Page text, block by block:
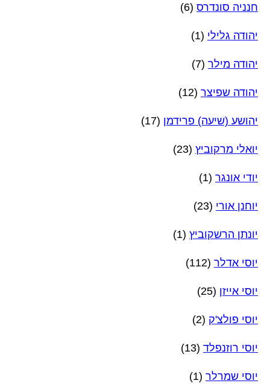
חנניה סונדרס (6)
יהודה גלילי (1)
יהודה מילר (7)
יהודה שפיצר (12)
יהושע (שיעה) פרידמן (17)
יואלי מרקוביץ (23)
יודי אונגר (1)
יוחנן אורי (23)
יונתן הרשקוביץ (1)
יוסי אדלר (112)
יוסי אייזן (25)
יוסי פולצ'ק (2)
יוסי רוזנפלד (13)
יוסי שמרלר (1)